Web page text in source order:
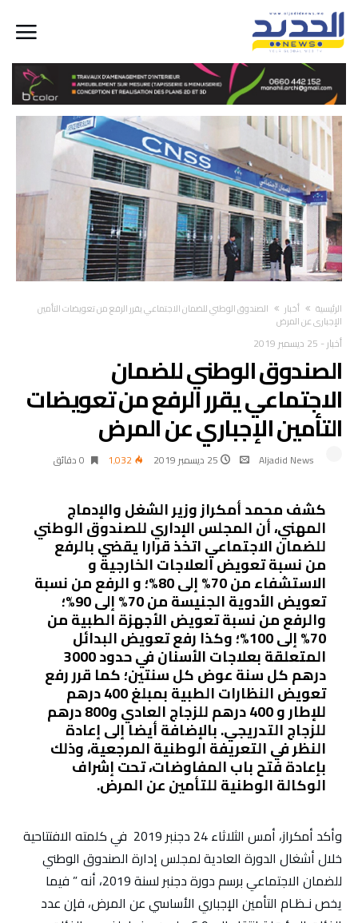
‫الرئيسية‬ أخبار
الصندوق الوطني للضمان الاجتماعي يقرر الرفع من تعويضات التأمين
الإجباري عن المرض
أخبار- 25 ديسمبر 2019
الصندوق الوطني للضمان
الاجتماعي يقرر الرفع من تعويضات
التأمين الإجباري عن المرض
Aljadid News 25 ديسمبر 2019 1٬032 0 ‫دقائق‬
كشف محمد أمكراز وزير الشغل والإدماج
المهني، أن المجلس الإداري للصندوق الوطني
للضمان الاجتماعي اتخذ قرارا يقضي بالرفع
من نسبة تعويض العلاجات الخارجية و
الاستشفاء من 70‏‎%‎‏ إلى 80‏‎%‎؛ و الرفع من نسبة
تعويض الأدوية الجنيسة من 70‏‎%‎‏ إلى 90‏‎%‎؛
والرفع من نسبة تعويض الأجهزة الطبية من
70‏‎%‎‏ إلى 100‏‎%‎؛ وكذا رفع تعويض البدائل
المتعلقة بعلاجات الأسنان في حدود 3000
درهم كل سنة عوض كل ‏سنتين؛ كما قرر رفع
تعويض النظارات الطبية بمبلغ 400 درهم
للإطار و 400 درهم للزجاج العادي ‏و800 درهم
للزجاج التدريجي.‏ بالإضافة أيضا إلى إعادة
النظر في التعريفة الوطنية المرجعية، وذلك
بإعادة فتح باب ‏المفاوضات، تحت إشراف
الوكالة الوطنية للتأمين عن المرض.‏
وأكد أمكراز، أمس الثلاثاء 24 دجنبر 2019 في كلمته الافتتاحية
خلال أشغال الدورة العادية لمجلس إدارة الصندوق الوطني
للضمان الاجتماعي برسم دورة دجنبر لسنة 2019، أنه ” فيما
يخص نـظـام التأمين الإجباري الأساسي عن المرض، فإن عدد